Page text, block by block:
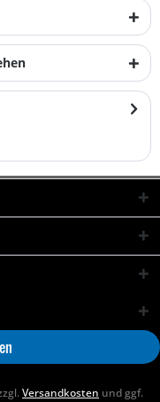
Versandkosten und ggf.